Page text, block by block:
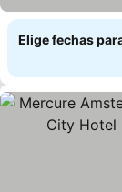
Elige fechas